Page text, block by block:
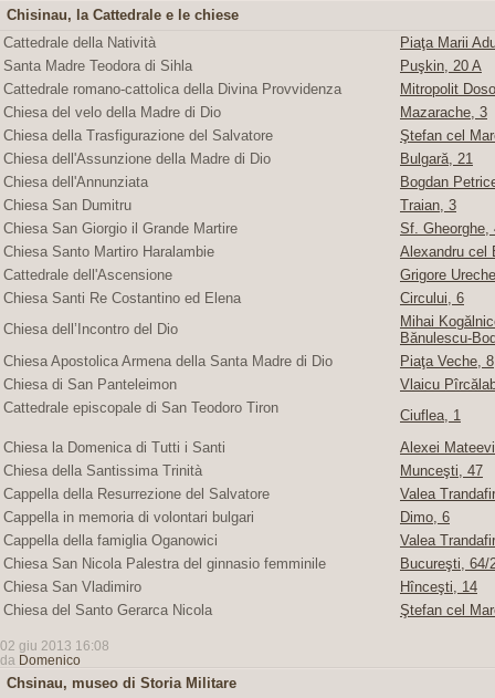
Chisinau, la Cattedrale e le chiese
Cattedrale della Natività
Piaţa Marii
Santa Madre Teodora di Sihla
Puşkin, 20 A
Cattedrale romano-cattolica della Divina Provvidenza
Mitropolit
Chiesa del velo della Madre di Dio
Mazarache, 3
Chiesa della Trasfigurazione del Salvatore
Ştefan cel
Chiesa dell'Assunzione della Madre di Dio
Bulgară, 21
Chiesa dell'Annunziata
Bogdan
Chiesa San Dumitru
Traian, 3
Chiesa San Giorgio il Grande Martire
Sf. Gheorghe,
Chiesa Santo Martiro Haralambie
Alexandru cel
Cattedrale dell'Ascensione
Grigore
Chiesa Santi Re Costantino ed Elena
Circului, 6
Chiesa dell’Incontro del Dio
Mihai
Bănulescu-
Chiesa Apostolica Armena della Santa Madre di Dio
Piaţa Veche, 8
Chiesa di San Panteleimon
Vlaicu
Cattedrale episcopale di San Teodoro Tiron
Ciuflea, 1
Chiesa la Domenica di Tutti i Santi
Alexei
Chiesa della Santissima Trinità
Munceşti, 47
Cappella della Resurrezione del Salvatore
Valea
Cappella in memoria di volontari bulgari
Dimo, 6
Cappella della famiglia Oganowici
Valea
Chiesa San Nicola Palestra del ginnasio femminile
Bucureşti, 64/
Chiesa San Vladimiro
Hînceşti, 14
Chiesa del Santo Gerarca Nicola
Ştefan cel
02 giu 2013 16:08
da Domenico
Chsinau, museo di Storia Militare